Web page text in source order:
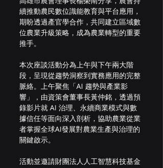
續推動農民數位識能教育與平台應用，
期盼透過產官學合作，共同建立區域數
位農業升級策略，成為農業轉型的重要
推手。
本次座談活動分為上午與下午兩大階
段，呈現從趨勢洞察到實務應用的完整
脈絡。上午聚焦「AI 趨勢與產業影
響」，由資策會董事長黃仲銘，透過預
錄影片就 AI 治理、永續商業模式與數
據信任等面向深入剖析，協助農業從業
者掌握全球AI發展對農業生產與治理的
關鍵啟示。
活動並邀請財團法人人工智慧科技基金